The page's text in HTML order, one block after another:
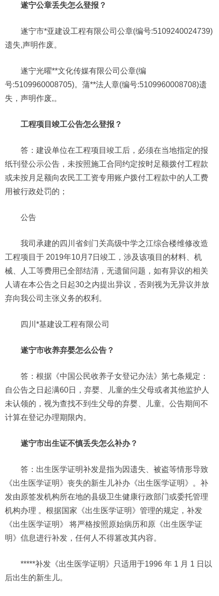
遂宁公章丢失怎么登报？
遂宁市*亚建设工程有限公司公章(编号:5109240024739)
遗失,声明作废。
遂宁光曜**文化传媒有限公司公章(编
号:5109960008705)。蒲**法人章(编号:5109960008708)遗
失，声明作废,。
工程项目竣工公告怎么登报？
答：建设单位在工程项目竣工后，必须在当地指定的报
纸刊登公示公告，未按照施工合同约定按时足额拨付工程款
或未按月足额向农民工工资专用账户拨付工程款中的人工费
用被行政处罚的；
公告
我司承建的四川省剑门关高级中学之江综合楼维修改造
工程项目于 2019年10月7日竣工，涉及该项目的材料、机
械、人工等费用已全部结清，无遗留问题，如有异议的相关
人请在本公告之日起30之内提出异议，否则视为无异议并放
弃向我公司主张义务的权利。
四川*基建设工程有限公司
遂宁市收养弃婴怎么公告？
答：根据《中国公民收养子女登记办法》第七条规定：
自公告之日起满60日，弃婴、儿童的生父母或者其他监护人
未认领的，视为查找不到生父母的弃婴、儿童。公告期间不
计算在登记办理期限内。
遂宁市出生证不慎丢失怎么补办？
答：出生医学证明补发是指为因遗失、被盗等情形导致
《出生医学证明》丧失的新生儿补办《出生医学证明》。补
发由原签发机构所在地的县级卫生健康行政部门或委托管理
机构办理 。根据国家《出生医学证明》管理的规定，补发
《出生医学证明》 将严格按照原始病历和原《出生医学证
明》信息进行补发，任何人不得篡改其内容。
*****补发《出生医学证明》只适用于1996 年 1 月 1 日以
后出生的新生儿。